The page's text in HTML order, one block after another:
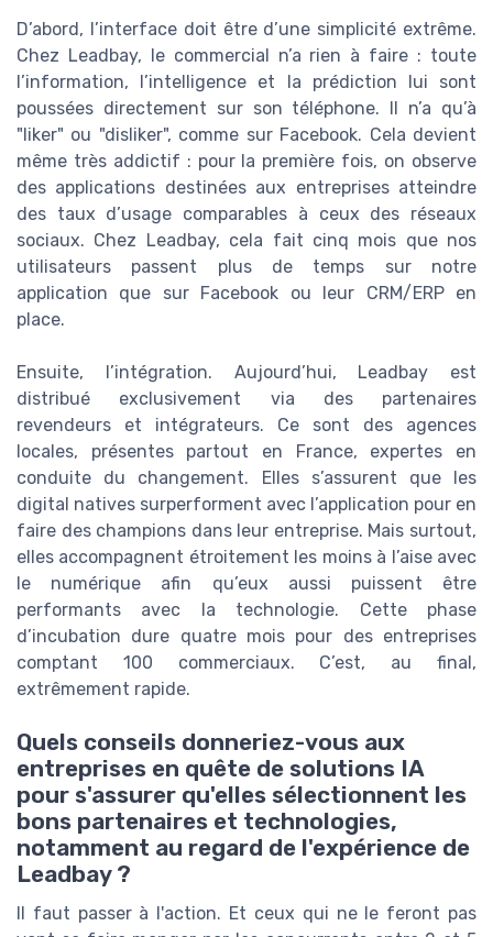
D’abord, l’interface doit être d’une simplicité extrême.
Chez Leadbay, le commercial n’a rien à faire : toute
l’information, l’intelligence et la prédiction lui sont
poussées directement sur son téléphone. Il n’a qu’à
"liker" ou "disliker", comme sur Facebook. Cela devient
même très addictif : pour la première fois, on observe
des applications destinées aux entreprises atteindre
des taux d’usage comparables à ceux des réseaux
sociaux. Chez Leadbay, cela fait cinq mois que nos
utilisateurs passent plus de temps sur notre
application que sur Facebook ou leur CRM/ERP en
place.
Ensuite, l’intégration. Aujourd’hui, Leadbay est
distribué exclusivement via des partenaires
revendeurs et intégrateurs. Ce sont des agences
locales, présentes partout en France, expertes en
conduite du changement. Elles s’assurent que les
digital natives surperforment avec l’application pour en
faire des champions dans leur entreprise. Mais surtout,
elles accompagnent étroitement les moins à l’aise avec
le numérique afin qu’eux aussi puissent être
performants avec la technologie. Cette phase
d’incubation dure quatre mois pour des entreprises
comptant 100 commerciaux. C’est, au final,
extrêmement rapide.
Quels conseils donneriez-vous aux
entreprises en quête de solutions IA
pour s'assurer qu'elles sélectionnent les
bons partenaires et technologies,
notamment au regard de l'expérience de
Leadbay ?
Il faut passer à l'action. Et ceux qui ne le feront pas